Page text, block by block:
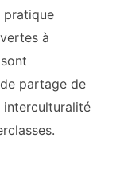
pratique
à
partage de
interculturalité